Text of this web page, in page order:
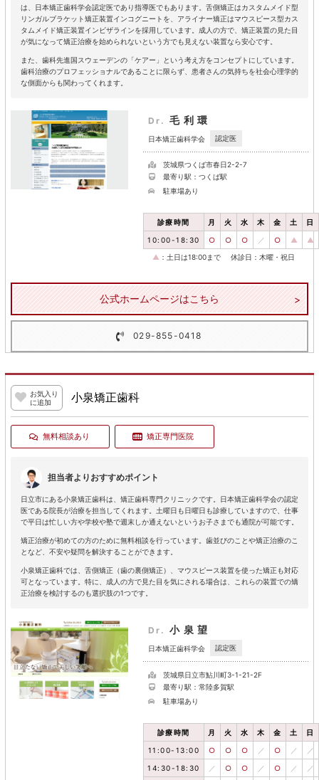
は、日本矯正歯科学会認定医であり指導医でもあります。舌側矯正はカスタムメイド型
リンガルブラケット矯正装置インコグニートを、アライナー矯正はマウスピース型カス
タムメイド矯正装置インビザラインを採用しています。成人の方で、矯正装置の見た目
が気になって矯正治療を始められないという方でも見えない装置なら安心です。
また、歯科先進国スウェーデンの「ケアー」という考え方をコンセプトにしています。
歯科治療のプロフェッショナルであることに限らず、患者さんの気持ちを社会心理学的
な側面からも関わってくれます。
Dr. 毛利環
日本矯正歯科学会 認定医
茨城県つくば市春日2-2-7
最寄り駅：つくば駅
駐車場あり
診療時間 月 火 水 木 金 土 日
10:00-18:30 ○ ○ ○ ／ ○ ▲ ▲
▲ ：土日は18:00まで 休診日：木曜・祝日
公式ホームページはこちら
029-855-0418
お気入り
に追加
小泉矯正歯科
無料相談あり 矯正専門医院
担当者よりおすすめポイント
日立市にある小泉矯正歯科は、矯正歯科専門クリニックです。日本矯正歯科学会の認定
医である院長が治療を担当してくれます。土曜日も日曜日も診療していますので、仕事
で平日は忙しい方や学校や塾で週末しか通えないというお子さまでも通院が可能です。
矯正治療が初めての方のために無料相談を行っています。歯並びのことや矯正治療のこ
となど、不安や疑問を解決することができます。
小泉矯正歯科では、舌側矯正（歯の裏側矯正）、マウスピース装置を使った矯正も対応
可となっています。特に、成人の方で見た目を気にされる場合は、これらの装置での矯
正治療を検討するのも選択肢の1つです。
Dr. 小泉望
日本矯正歯科学会 認定医
茨城県日立市鮎川町3-1-21-2F
最寄り駅：常陸多賀駅
駐車場あり
診療時間 月 火 水 木 金 土 日
11:00-13:00 ○ ○ ○ ／ ○ ／ ／
14:30-18:30 ／ ○ ○ ／ ○ ／ ／